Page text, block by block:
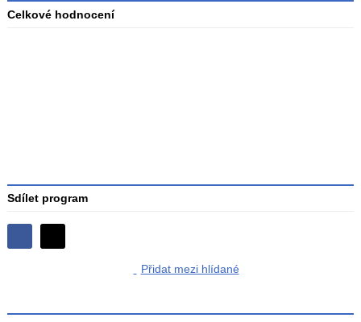
Celkové hodnocení
Sdílet program
Sdílejte
Přidat mezi hlídané